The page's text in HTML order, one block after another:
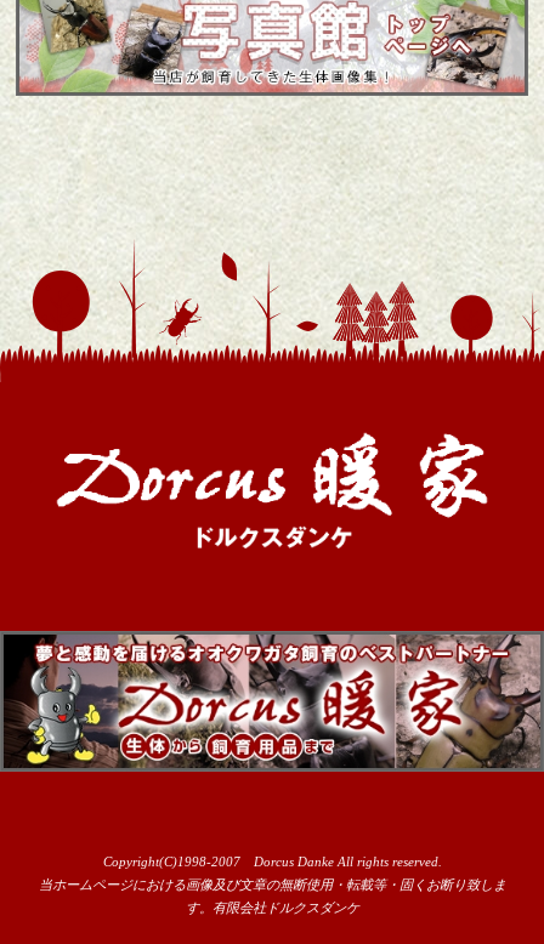
Copyright(C)1998-2007 Dorcus Danke All rights reserved.
当ホームページにおける画像及び文章の無断使用・転載等・固くお断り致しま
す。有限会社ドルクスダンケ